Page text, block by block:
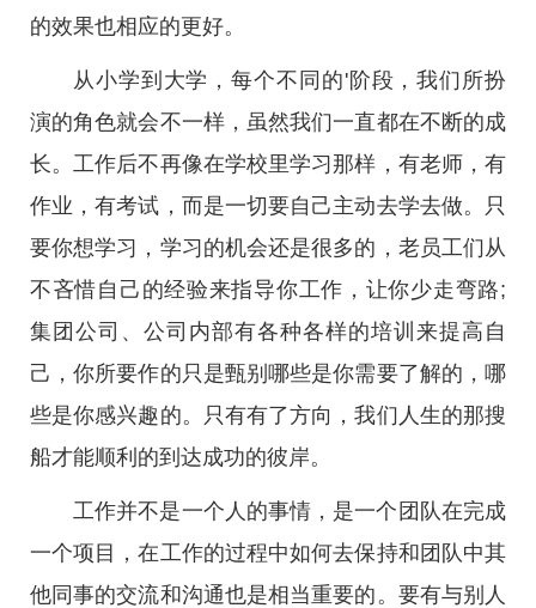
的效果也相应的更好。
从小学到大学，每个不同的'阶段，我们所扮
演的角色就会不一样，虽然我们一直都在不断的成
长。工作后不再像在学校里学习那样，有老师，有
作业，有考试，而是一切要自己主动去学去做。只
要你想学习，学习的机会还是很多的，老员工们从
不吝惜自己的经验来指导你工作，让你少走弯路;
集团公司、公司内部有各种各样的培训来提高自
己，你所要作的只是甄别哪些是你需要了解的，哪
些是你感兴趣的。只有有了方向，我们人生的那搜
船才能顺利的到达成功的彼岸。
工作并不是一个人的事情，是一个团队在完成
一个项目，在工作的过程中如何去保持和团队中其
他同事的交流和沟通也是相当重要的。要有与别人